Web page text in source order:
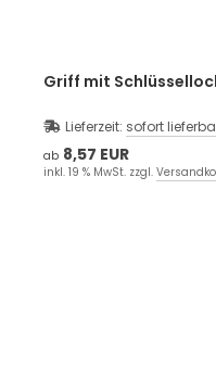
Griff mit
Lieferzeit: sofort
ab 8,57 EUR
inkl. 19 % MwSt. zzgl.